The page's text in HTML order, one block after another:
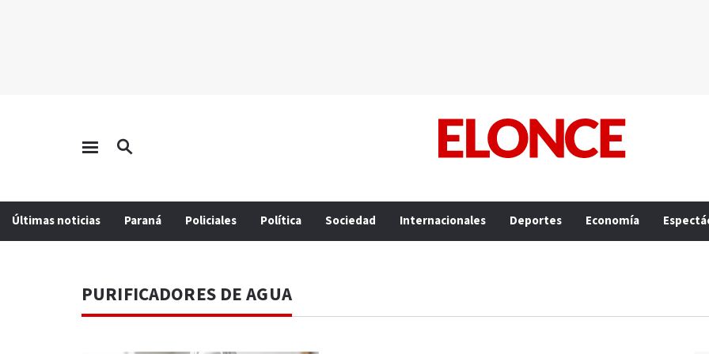
Últimas noticias Paraná Policiales Política Sociedad Internacionales Deportes Economía
PURIFICADORES DE AGUA